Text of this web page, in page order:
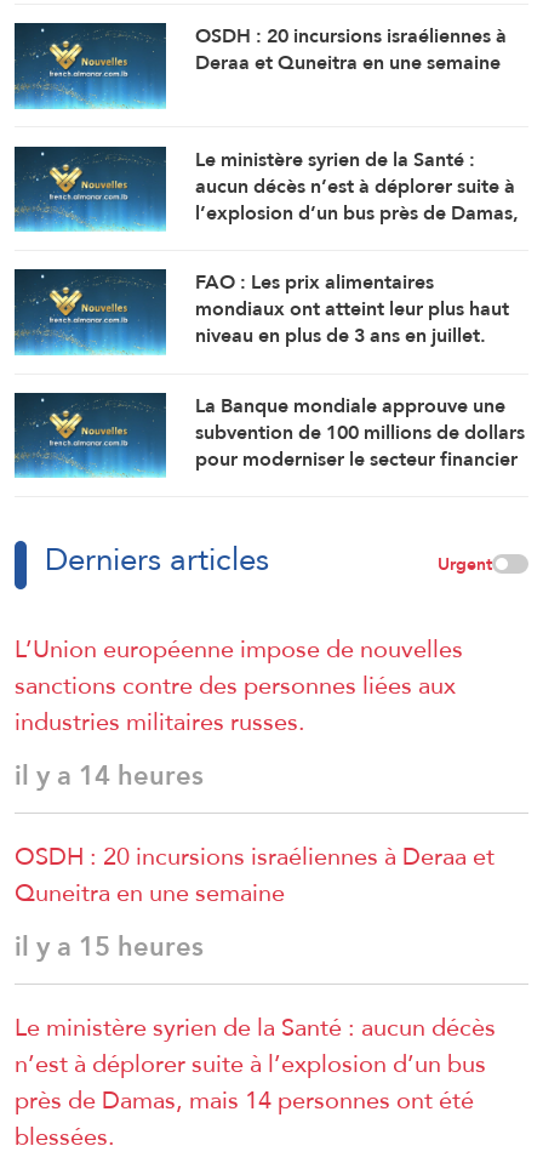
OSDH : 20 incursions israéliennes à
Deraa et Quneitra en une semaine
Le ministère syrien de la Santé :
aucun décès n’est à déplorer suite à
l’explosion d’un bus près de Damas,
FAO : Les prix alimentaires
mondiaux ont atteint leur plus haut
niveau en plus de 3 ans en juillet.
La Banque mondiale approuve une
subvention de 100 millions de dollars
pour moderniser le secteur financier
Derniers articles Urgent
L’Union européenne impose de nouvelles
sanctions contre des personnes liées aux
industries militaires russes.
il y a 14 heures
OSDH : 20 incursions israéliennes à Deraa et
Quneitra en une semaine
il y a 15 heures
Le ministère syrien de la Santé : aucun décès
n’est à déplorer suite à l’explosion d’un bus
près de Damas, mais 14 personnes ont été
blessées.